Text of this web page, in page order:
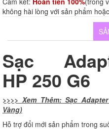
không hài lòng với sản phẩm
Sạc
HP 250 G6
>>>> Xem Thêm: Sạc
Vàng)
Hỗ trợ đổi mới sản phẩm trong